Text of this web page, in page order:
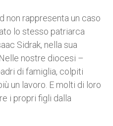
non rappresenta un caso
lo stesso patriarca
Sidrak, nella sua
nostre diocesi –
di famiglia, colpiti
un lavoro. E molti di loro
i propri figli dalla